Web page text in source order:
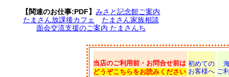
【関連のお仕事:PDF】みさと記念館ご案内
たまさん放課後カフェ
たまさん家族相談
面会交流支援のご案内 たまさんち
当店のご利用前・お問合せ前は
どうぞこちらをお読みください
初めての
お客様へ ご